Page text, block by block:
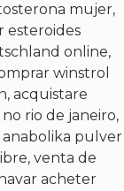
mujer,
esteroides
online,
winstrol
acquistare
rio de janeiro,
pulver
venta de
acheter